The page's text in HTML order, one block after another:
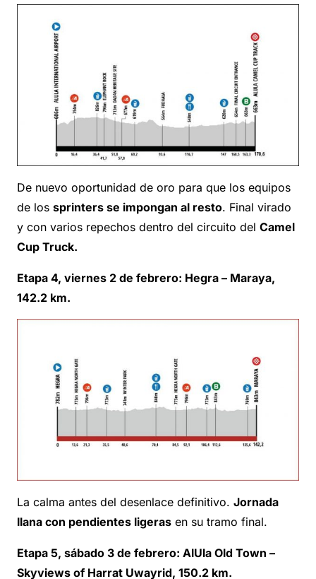
De nuevo oportunidad de oro para que los equipos
de los sprinters se impongan al resto. Final virado
y con varios repechos dentro del circuito del Camel
Cup Truck.
Etapa 4, viernes 2 de febrero: Hegra – Maraya,
142.2 km.
La calma antes del desenlace definitivo. Jornada
llana con pendientes ligeras en su tramo final.
Etapa 5, sábado 3 de febrero: AlUla Old Town –
Skyviews of Harrat Uwayrid, 150.2 km.